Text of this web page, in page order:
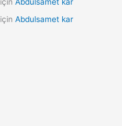
içinAbdulsamet kar